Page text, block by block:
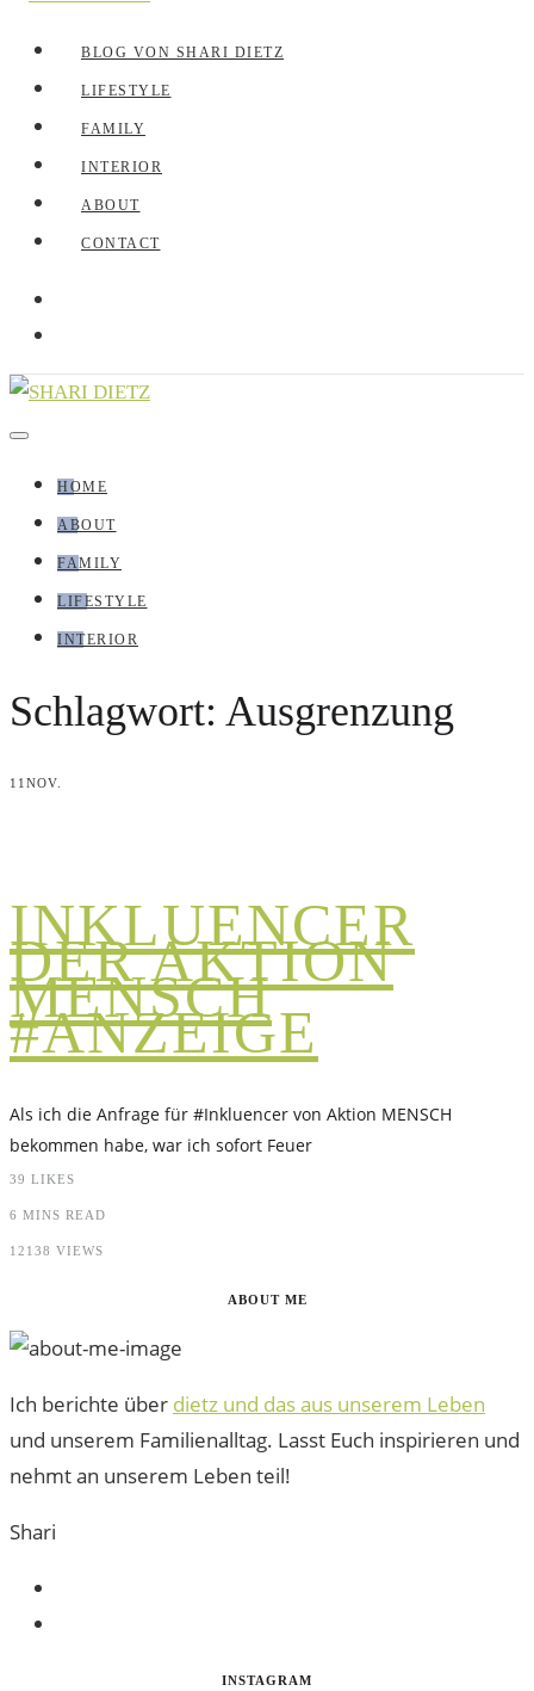
BLOG VON SHARI DIETZ
LIFESTYLE
FAMILY
INTERIOR
ABOUT
CONTACT
HOME
ABOUT
FAMILY
LIFESTYLE
INTERIOR
Schlagwort: Ausgrenzung
11 NOV.
INKLUENCER
DER AKTION
MENSCH
#ANZEIGE
Als ich die Anfrage für #Inkluencer von Aktion MENSCH
bekommen habe, war ich sofort Feuer
39 LIKES
6 MINS READ
12138 VIEWS
ABOUT ME
Ich berichte über dietz und das aus unserem Leben
und unserem Familienalltag. Lasst Euch inspirieren und
nehmt an unserem Leben teil!
Shari
INSTAGRAM